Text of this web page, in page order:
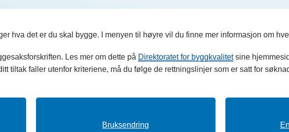
hva det er du skal bygge. I menyen til høyre vil du finne mer informasjon om
Les mer om dette på Direktoratet for byggkvalitetsine
tiltak faller utenfor kriteriene, må du følge de rettningslinjer som er satt for
Bruksendring